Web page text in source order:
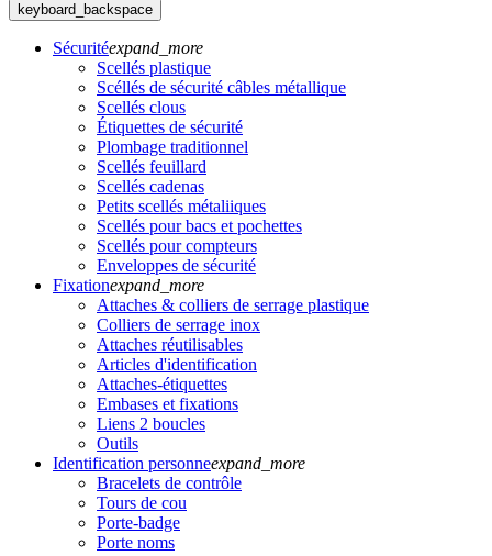
keyboard_backspace
Sécuritéexpand_more
Scellés plastique
Scéllés de sécurité câbles métallique
Scellés clous
Étiquettes de sécurité
Plombage traditionnel
Scellés feuillard
Scellés cadenas
Petits scellés métaliiques
Scellés pour bacs et pochettes
Scellés pour compteurs
Enveloppes de sécurité
Fixationexpand_more
Attaches & colliers de serrage plastique
Colliers de serrage inox
Attaches réutilisables
Articles d'identification
Attaches-étiquettes
Embases et fixations
Liens 2 boucles
Outils
Identification personneexpand_more
Bracelets de contrôle
Tours de cou
Porte-badge
Porte noms